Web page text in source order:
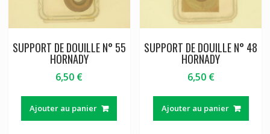
SUPPORT DE DOUILLE N° 55
HORNADY
6,50 €
Ajouter au panier
SUPPORT DE DOUILLE N° 48
HORNADY
6,50 €
Ajouter au panier